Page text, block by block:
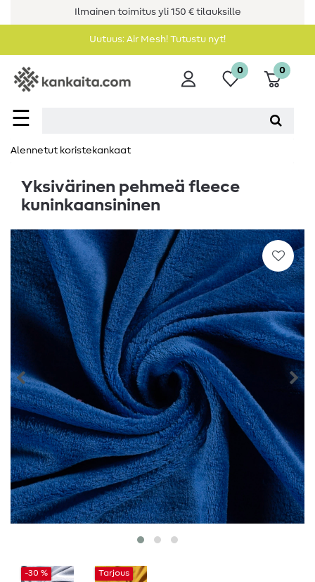
Ilmainen toimitus yli 150 € tilauksille
Uutuus: Air Mesh! Tutustu nyt!
☰
0 0
Alennetut koristekankaat
Yksivärinen pehmeä fleece
kuninkaansininen
-30 % Tarjous